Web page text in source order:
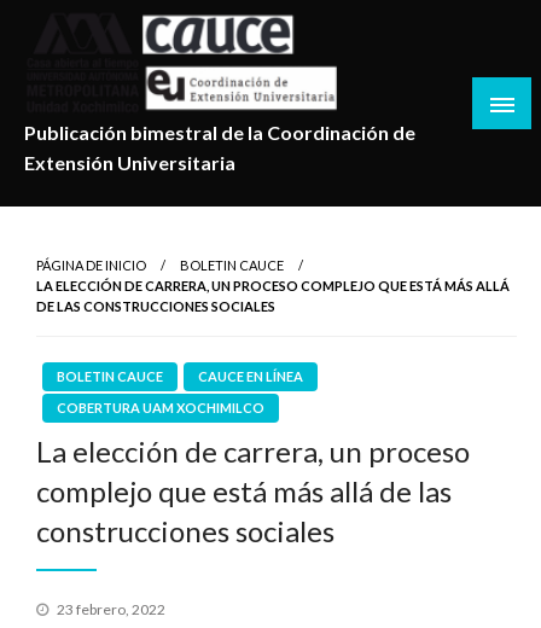
Publicación bimestral de la Coordinación de
Extensión Universitaria
PÁGINA DE INICIO
BOLETIN CAUCE
LA ELECCIÓN DE CARRERA, UN PROCESO COMPLEJO QUE ESTÁ MÁS ALLÁ
DE LAS CONSTRUCCIONES SOCIALES
BOLETIN CAUCE
CAUCE EN LÍNEA
COBERTURA UAM XOCHIMILCO
La elección de carrera, un proceso
complejo que está más allá de las
construcciones sociales
Publicado
23 febrero, 2022